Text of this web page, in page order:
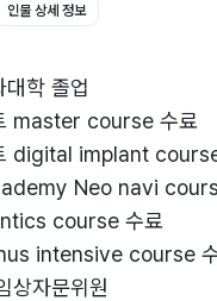
, 똑똑하게 대처하기!
생기나요? 초기 증상은
어떻게 이루어지나요?
심해서 신경 치료를
과정인가요? 44
후에는 꼭 크라운을 씌
가 자주 나는데 잇몸병
가요? 50
떻게 치료하나요? 53
인물 상세 정보
학 졸업
master course 수료
digital implant
Neo navi
course 수료
intensive course
상자문위원